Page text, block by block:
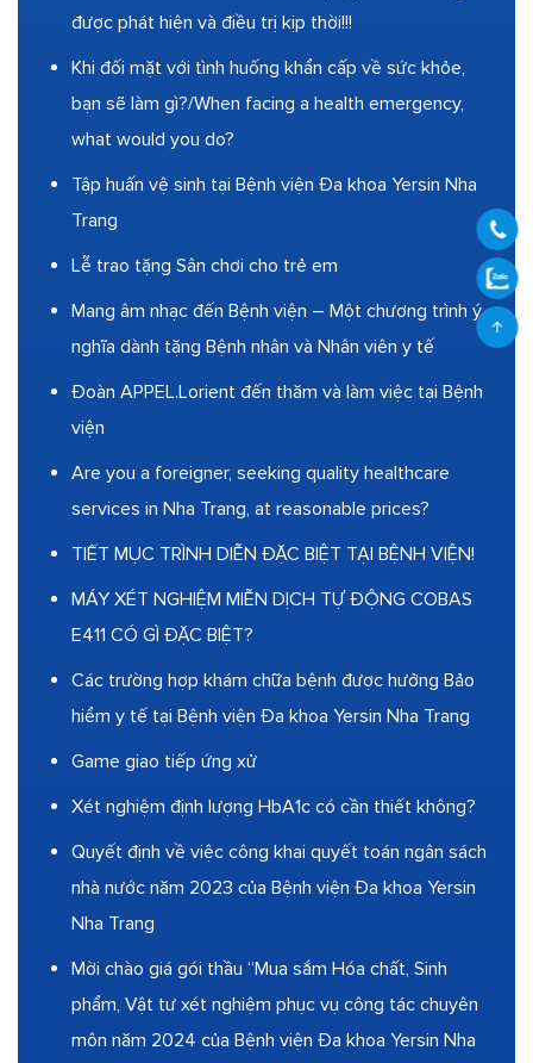
được phát hiện và điều trị kịp thời!!!
Khi đối mặt với tình huống khẩn cấp về sức khỏe,
bạn sẽ làm gì?/When facing a health emergency,
what would you do?
Tập huấn vệ sinh tại Bệnh viện Đa khoa Yersin Nha
Trang
Lễ trao tặng Sân chơi cho trẻ em
Mang âm nhạc đến Bệnh viện – Một chương trình ý
nghĩa dành tặng Bệnh nhân và Nhân viên y tế
Đoàn APPEL.Lorient đến thăm và làm việc tại Bệnh
viện
Are you a foreigner, seeking quality healthcare
services in Nha Trang, at reasonable prices?
TIẾT MỤC TRÌNH DIỄN ĐẶC BIỆT TẠI BỆNH VIỆN!
MÁY XÉT NGHIỆM MIỄN DỊCH TỰ ĐỘNG COBAS
E411 CÓ GÌ ĐẶC BIỆT?
Các trường hợp khám chữa bệnh được hưởng Bảo
hiểm y tế tại Bệnh viện Đa khoa Yersin Nha Trang
Game giao tiếp ứng xử
Xét nghiệm định lượng HbA1c có cần thiết không?
Quyết định về việc công khai quyết toán ngân sách
nhà nước năm 2023 của Bệnh viện Đa khoa Yersin
Nha Trang
Mời chào giá gói thầu “Mua sắm Hóa chất, Sinh
phẩm, Vật tư xét nghiệm phục vụ công tác chuyên
môn năm 2024 của Bệnh viện Đa khoa Yersin Nha